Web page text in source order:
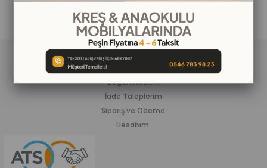
ALIŞVERİŞ BİLGİLERİ
Beğendiklerim
İade Taleplerim
Sipariş ve Ödeme
Hesabım